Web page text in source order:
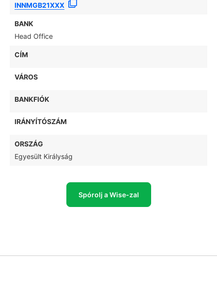
INNMGB21XXX
BANK
Head Office
CÍM
VÁROS
BANKFIÓK
IRÁNYÍTÓSZÁM
ORSZÁG
Egyesült Királyság
Spórolj a Wise-zal